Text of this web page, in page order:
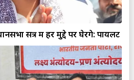
सत्र में हर मुद्दे पर घेरेंगे: पायलट